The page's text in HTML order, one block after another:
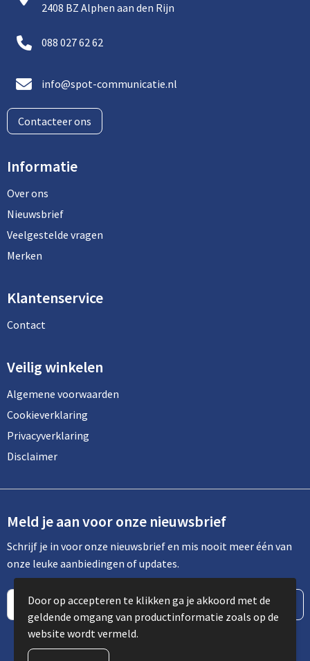
2408 BZ Alphen aan den Rijn
088 027 62 62
info@spot-communicatie.nl
Contacteer ons
Informatie
Over ons
Nieuwsbrief
Veelgestelde vragen
Merken
Klantenservice
Contact
Veilig winkelen
Algemene voorwaarden
Cookieverklaring
Privacyverklaring
Disclaimer
Meld je aan voor onze nieuwsbrief
Schrijf je in voor onze nieuwsbrief en mis nooit meer één van
onze leuke aanbiedingen of updates.
Door op accepteren te klikken ga je akkoord met de
geldende omgang van productinformatie zoals op de
website wordt vermeld.